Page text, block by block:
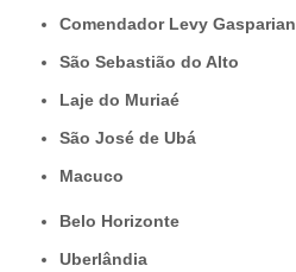
Comendador Levy Gasparian
São Sebastião do Alto
Laje do Muriaé
São José de Ubá
Macuco
Belo Horizonte
Uberlândia